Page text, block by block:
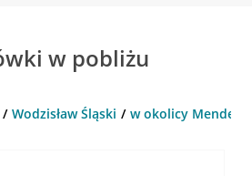
w pobliżu
Wodzisław Śląski w okolicy Mendego